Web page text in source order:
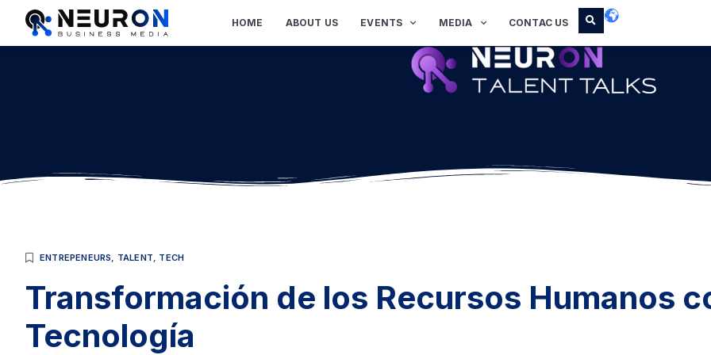
HOME ABOUT US EVENTS MEDIA CONTAC US
ENTREPENEURS, TALENT, TECH
Transformación de los Recursos Humanos
Tecnología